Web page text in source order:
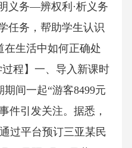
义务—辨权利·析义务
任务，帮助学生认识
在生活中如何正确处
程】一、导入新课时
间一起“游客8499元
件引发关注。据悉，
过平台预订三亚某民